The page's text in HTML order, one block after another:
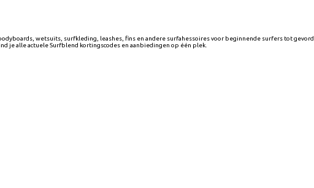
wetsuits, surfkleding, leashes, fins en andere surfahessoires voor beginnende surfers tot
je alle actuele Surfblend kortingscodes en aanbiedingen op één plek.